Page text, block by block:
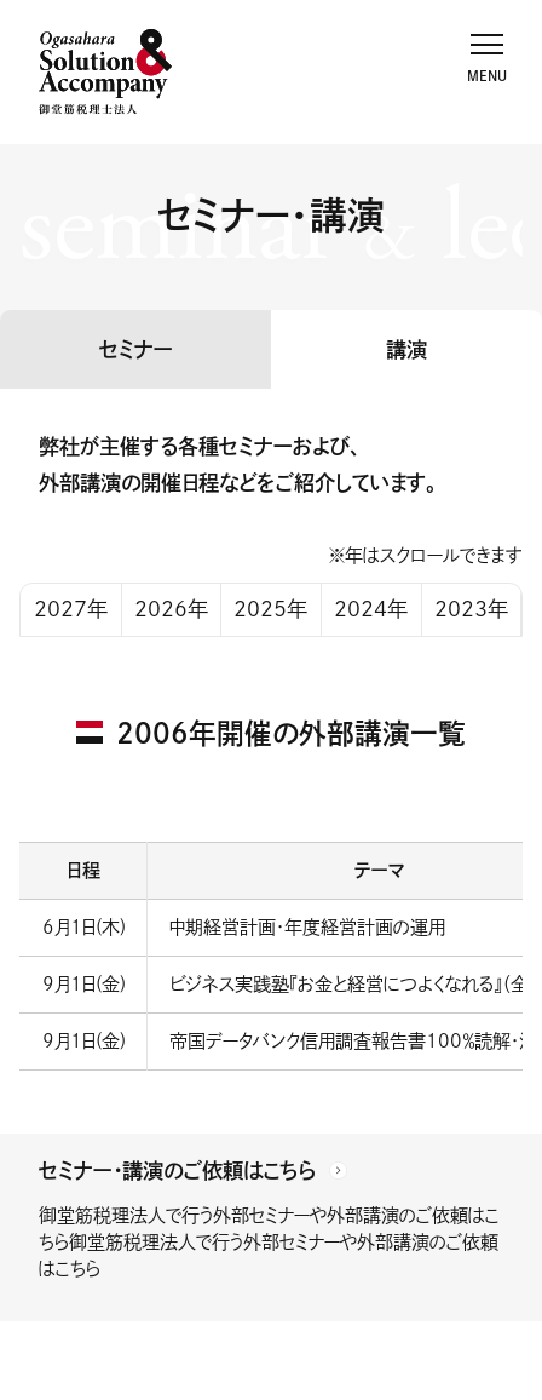
セミナー・講演
seminar&
セミナー 講演
弊社が主催する各種セミナーおよび、
外部講演の開催日程などをご紹介しています。
※年はスクロールできます
2027年 2026年 2025年 2024年 2023年
2006年開催の外部講演一覧
日程 テーマ
6月1日(木) 中期経営計画・年度経営計画の運用
9月1日(金) ビジネス実践塾『お金と経営につよくなれる』（全3
9月1日(金) 帝国データバンク信用調査報告書100％読解・
セミナー・講演のご依頼はこちら
御堂筋税理法人で行う外部セミナーや外部講演のご依頼はこ
ちら御堂筋税理法人で行う外部セミナーや外部講演のご依頼
はこちら